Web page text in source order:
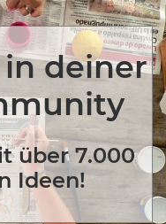
deiner
über 7.000
Ideen!